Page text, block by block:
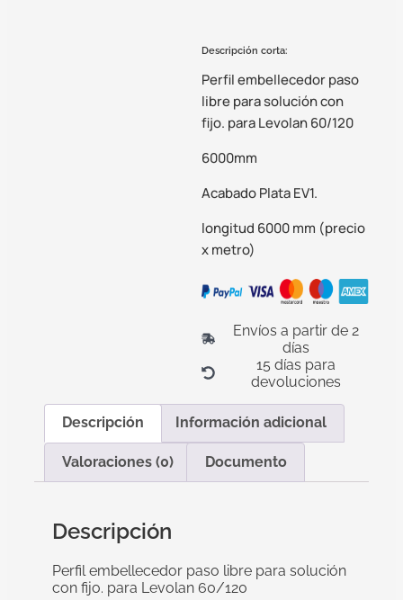
Descripción corta:
Perfil embellecedor paso
libre para solución con
fijo. para Levolan 60/120
6000mm
Acabado Plata EV1.
longitud 6000 mm (precio
x metro)
Envíos a partir de 2
días
15 días para
devoluciones
Descripción Información adicional
Valoraciones (0) Documento
Descripción
Perfil embellecedor paso libre para solución
con fijo. para Levolan 60/120